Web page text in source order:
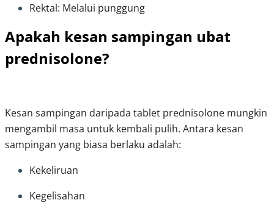
Rektal: Melalui punggung
Apakah kesan sampingan ubat
prednisolone?
Kesan sampingan daripada tablet prednisolone mungkin
mengambil masa untuk kembali pulih. Antara kesan
sampingan yang biasa berlaku adalah:
Kekeliruan
Kegelisahan